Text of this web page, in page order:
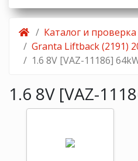
Каталог и проверка
Granta Liftback (2191)
1.6 8V [VAZ-11186]
1.6 8V [VAZ-